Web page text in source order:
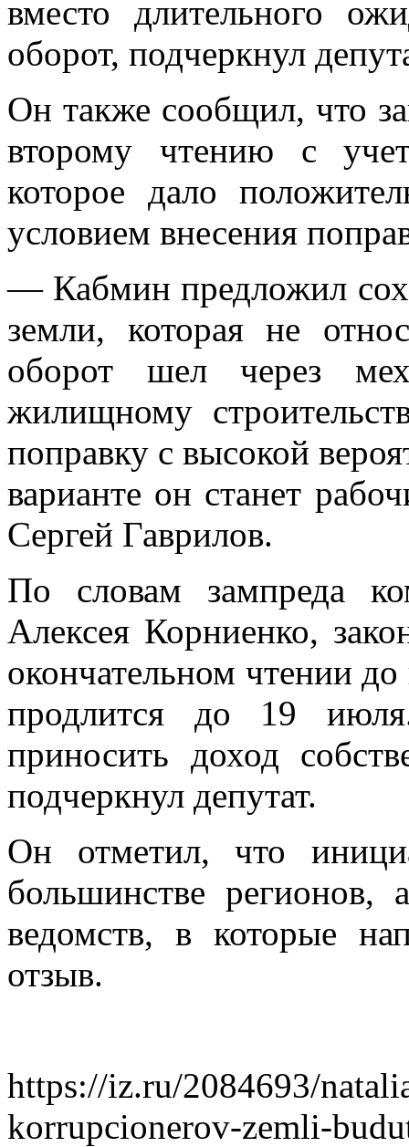
вместо длительного
оборот, подчеркнул
Он также сообщил, что
второму чтению с
которое дало
условием внесения
— Кабмин предложил
земли, которая не
оборот шел через
жилищному
поправку с высокой
варианте он станет
Сергей Гаврилов.
По словам зампреда
Алексея Корниенко,
окончательном чтении до
продлится до 19
приносить доход
подчеркнул депутат.
Он отметил, что
большинстве
ведомств, в которые
отзыв.
https://iz.ru/2084693/
korrupcionerov-zemli-